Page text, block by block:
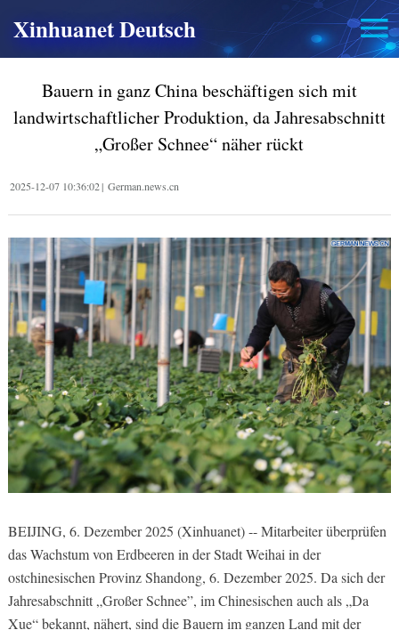
Xinhuanet Deutsch
Bauern in ganz China beschäftigen sich mit
landwirtschaftlicher Produktion, da Jahresabschnitt
„Großer Schnee“ näher rückt
2025-12-07 10:36:02| German.news.cn
BEIJING, 6. Dezember 2025 (Xinhuanet) -- Mitarbeiter überprüfen
das Wachstum von Erdbeeren in der Stadt Weihai in der
ostchinesischen Provinz Shandong, 6. Dezember 2025. Da sich der
Jahresabschnitt „Großer Schnee”, im Chinesischen auch als „Da
Xue“ bekannt, nähert, sind die Bauern im ganzen Land mit der